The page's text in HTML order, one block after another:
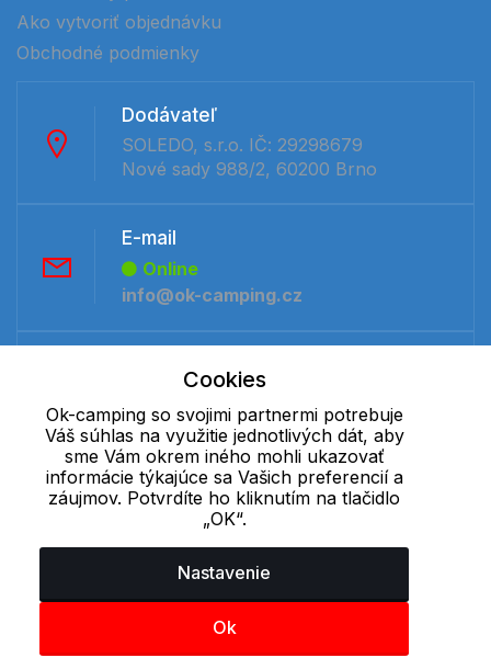
Ako vytvoriť objednávku
Obchodné podmienky
Dodávateľ
SOLEDO, s.r.o. IČ: 29298679
Nové sady 988/2, 60200 Brno
E-mail
Online
info@ok-camping.cz
Offline
+421 277 270 091
Cookie - podrobné nastavenie| Ďalšie informácie|Spracovanie
osobných údajov
Cookies
Ok-camping so svojimi partnermi potrebuje
Váš súhlas na využitie jednotlivých dát, aby
sme Vám okrem iného mohli ukazovať
informácie týkajúce sa Vašich preferencií a
záujmov. Potvrdíte ho kliknutím na tlačidlo
„OK“.
Nastavenie
Ok